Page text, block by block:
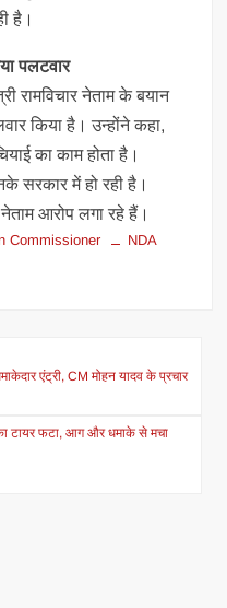
है।
पलटवार
रामविचार नेताम के बयान
किया है। उन्होंने कहा,
का काम होता है।
सरकार में हो रही है।
नेताम आरोप लगा रहे हैं।
Commissioner
NDA
एंट्री, CM मोहन यादव के प्रचार
टायर फटा, आग और धमाके से मचा